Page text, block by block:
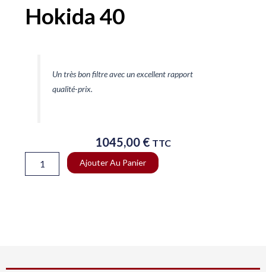
Hokida 40
Un très bon filtre avec un excellent rapport
qualité-prix.
1045,00 € TTC
Ajouter Au Panier